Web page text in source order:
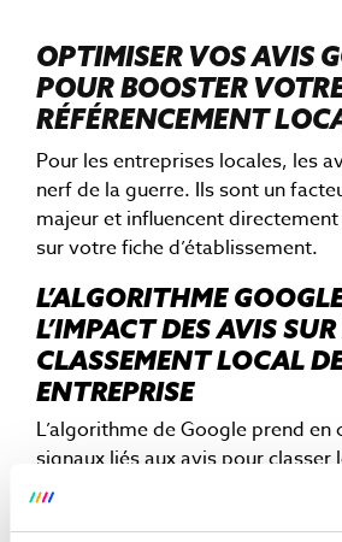
OPTIMISER VOS AVIS
POUR BOOSTER
RÉFÉRENCEMENT
Pour les entreprises locales, les
nerf de la guerre. Ils sont un
majeur et influencent
sur votre fiche d’établissement.
L’ALGORITHME
L’IMPACT DES AVIS SUR
CLASSEMENT LOCAL
ENTREPRISE
L’algorithme de Google prend
signaux liés aux avis pour classer
localement :
La note moyenne: Les